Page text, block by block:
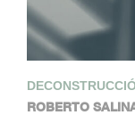
ROBERTO